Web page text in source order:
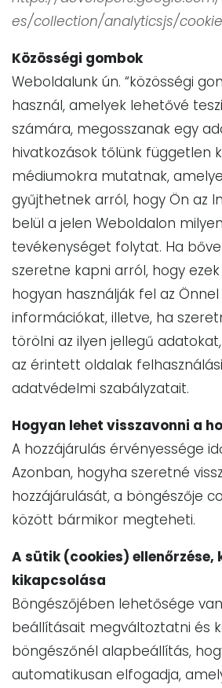
es/collection/analyticsjs/
Közösségi gombok
Weboldalunk ún. “közösségi
használ, amelyek lehetővé
számára, megosszanak egy
hivatkozások tőlünk független
médiumokra mutatnak,
gyűjthetnek arról, hogy Ön az
belül a jelen Weboldalon
tevékenységet folytat. Ha
szeretne kapni arról, hogy
hogyan használják fel az
információkat, illetve, ha
törölni az ilyen jellegű
az érintett oldalak
adatvédelmi szabályzatait.
Hogyan lehet visszavonni a
A hozzájárulás érvényessége
Azonban, hogyha szeretné
hozzájárulását, a böngészője
között bármikor megteheti.
A sütik (cookies) ellenőrzése,
kikapcsolása
Böngészőjében lehetősége
beállításait megváltoztatni és
böngészőnél alapbeállítás,
automatikusan elfogadja,